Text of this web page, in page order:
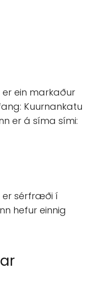
ein markaður
Kuurnankatu
er á síma sími:
er sérfræði í
hefur einnig